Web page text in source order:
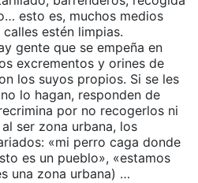
esto es, muchos medios
estén limpias.
gente que se empeña en
excrementos y orines de
los suyos propios. Si se les
lo hagan, responden de
por no recogerlos ni
ser zona urbana, los
«mi perro caga donde
es un pueblo», «estamos
una zona urbana) …